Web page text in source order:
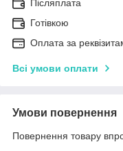
Післяплата
Готівкою
Оплата за
Всі умови оплати
Умови повернення
Повернення товару